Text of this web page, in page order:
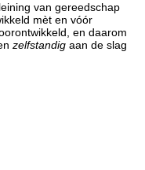
van gereedschap
mèt en vóór
en daarom
zelfstandig aan de slag